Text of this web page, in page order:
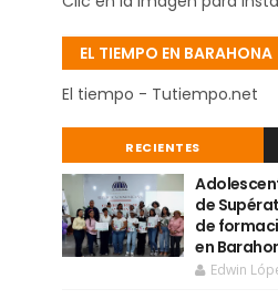
EL TIEMPO EN BARAHONA
El tiempo - Tutiempo.net
RECIENTES
de
de
en
Edwin